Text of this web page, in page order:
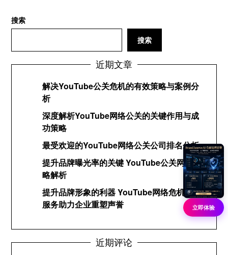
搜索
搜索
近期文章
解决YouTube公关危机的有效策略与案例分
析
深度解析YouTube网络公关的关键作用与成
功策略
最受欢迎的YouTube网络公关公司排名分析
提升品牌曝光率的关键 YouTube公关网络策
略解析
提升品牌形象的利器 YouTube网络危机公关
服务助力企业重塑声誉
近期评论
立即体验